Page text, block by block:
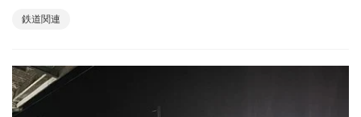
鉄道関連